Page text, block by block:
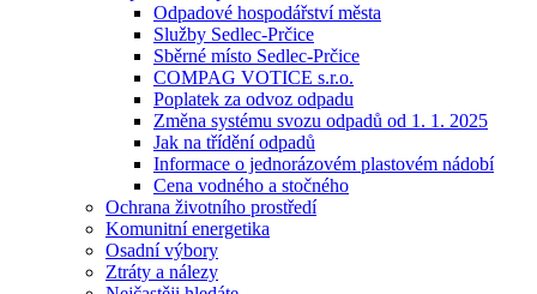
Odpadové hospodářství města
Služby Sedlec-Prčice
Sběrné místo Sedlec-Prčice
COMPAG VOTICE s.r.o.
Poplatek za odvoz odpadu
Změna systému svozu odpadů od 1. 1. 2025
Jak na třídění odpadů
Informace o jednorázovém plastovém nádobí
Cena vodného a stočného
Ochrana životního prostředí
Komunitní energetika
Osadní výbory
Ztráty a nálezy